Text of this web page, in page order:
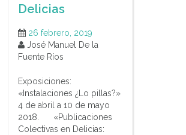
Delicias
26 febrero, 2019
José Manuel De la
Fuente Ríos
Exposiciones:
«Instalaciones ¿Lo pillas?»
4 de abril a 10 de mayo
2018. «Publicaciones
Colectivas en Delicias: